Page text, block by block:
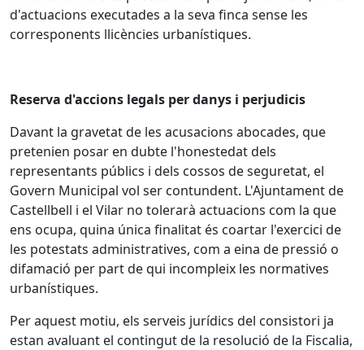
d'actuacions executades a la seva finca sense les
corresponents llicències urbanístiques.
Reserva d'accions legals per danys i perjudicis
​Davant la gravetat de les acusacions abocades, que
pretenien posar en dubte l'honestedat dels
representants públics i dels cossos de seguretat, el
Govern Municipal vol ser contundent. L'Ajuntament de
Castellbell i el Vilar no tolerarà actuacions com la que
ens ocupa, quina única finalitat és coartar l'exercici de
les potestats administratives, com a eina de pressió o
difamació per part de qui incompleix les normatives
urbanístiques.
​Per aquest motiu, els serveis jurídics del consistori ja
estan avaluant el contingut de la resolució de la Fiscalia,